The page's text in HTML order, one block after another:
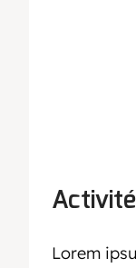
Activité
Lorem